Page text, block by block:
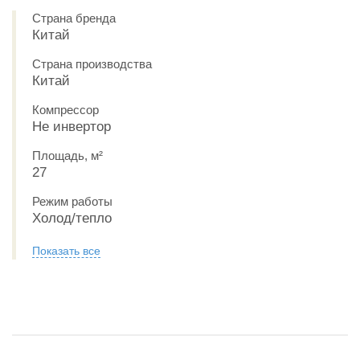
Страна бренда
Китай
Страна производства
Китай
Компрессор
Не инвертор
Площадь, м²
27
Режим работы
Холод/тепло
Показать все